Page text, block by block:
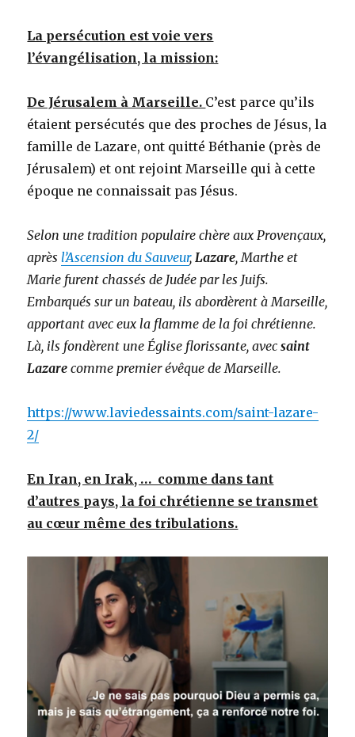
La persécution est voie vers
l’évangélisation, la mission:
De Jérusalem à Marseille. C’est parce qu’ils
étaient persécutés que des proches de Jésus, la
famille de Lazare, ont quitté Béthanie (près de
Jérusalem) et ont rejoint Marseille qui à cette
époque ne connaissait pas Jésus.
Selon une tradition populaire chère aux Provençaux,
aprèsl’Ascension du Sauveur, Lazare, Marthe et
Marie furent chassés de Judée par les Juifs.
Embarqués sur un bateau, ils abordèrent à Marseille,
apportant avec eux la flamme de la foi chrétienne.
Là, ils fondèrent une Église florissante, avecsaint
Lazare comme premier évêque de Marseille.
https://www.laviedessaints.com/saint-lazare-
2/
En Iran, en Irak, … comme dans tant
d’autres pays, la foi chrétienne se transmet
au cœur même des tribulations.